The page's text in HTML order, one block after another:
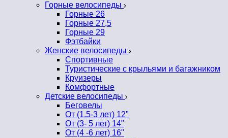
Горные велосипеды
Горные 26
Горные 27,5
Горные 29
Фэтбайки
Женские велосипеды
Спортивные
Туристические с крыльями и багажником
Круизеры
Комфортные
Детские велосипеды
Беговелы
От (1.5-3 лет) 12"
От (3- 5 лет) 14"
От (4 -6 лет) 16"